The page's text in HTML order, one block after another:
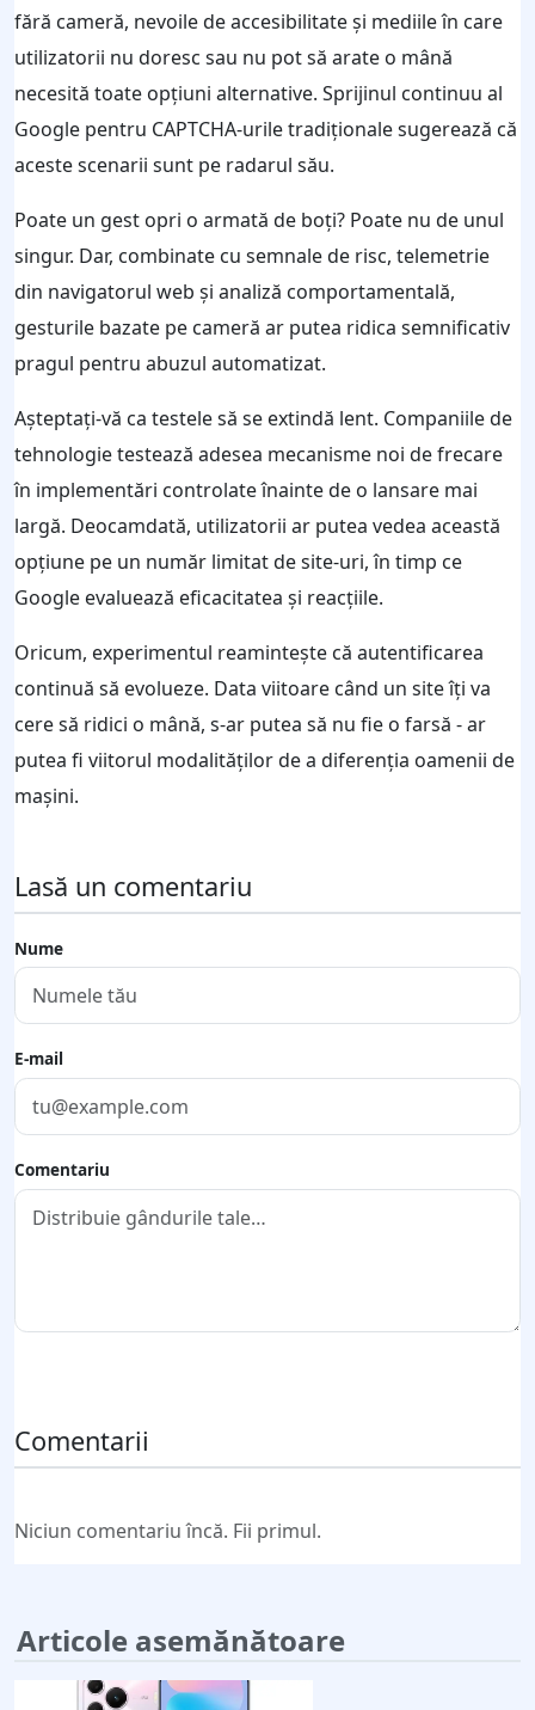
fără cameră, nevoile de accesibilitate și mediile în care
utilizatorii nu doresc sau nu pot să arate o mână
necesită toate opțiuni alternative. Sprijinul continuu al
Google pentru CAPTCHA-urile tradiționale sugerează că
aceste scenarii sunt pe radarul său.
Poate un gest opri o armată de boți? Poate nu de unul
singur. Dar, combinate cu semnale de risc, telemetrie
din navigatorul web și analiză comportamentală,
gesturile bazate pe cameră ar putea ridica semnificativ
pragul pentru abuzul automatizat.
Așteptați-vă ca testele să se extindă lent. Companiile de
tehnologie testează adesea mecanisme noi de frecare
în implementări controlate înainte de o lansare mai
largă. Deocamdată, utilizatorii ar putea vedea această
opțiune pe un număr limitat de site-uri, în timp ce
Google evaluează eficacitatea și reacțiile.
Oricum, experimentul reamintește că autentificarea
continuă să evolueze. Data viitoare când un site îți va
cere să ridici o mână, s-ar putea să nu fie o farsă - ar
putea fi viitorul modalităților de a diferenția oamenii de
mașini.
Lasă un comentariu
Nume
E-mail
Comentariu
Comentarii
Niciun comentariu încă. Fii primul.
Articole asemănătoare